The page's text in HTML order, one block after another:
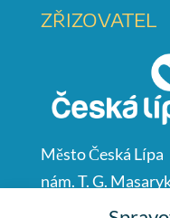
ZŘIZOVATEL
Město Česká Lípa
nám. T. G.
Česká Lípa